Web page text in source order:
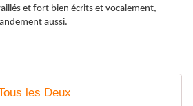
et fort bien écrits et vocalement,
aussi.
les Deux